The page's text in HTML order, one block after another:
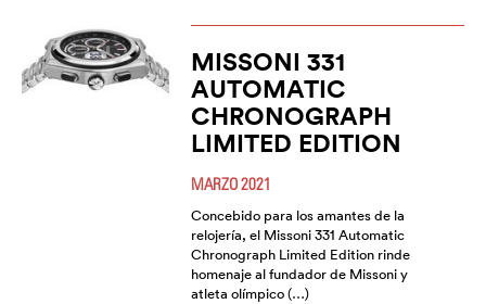
MISSONI 331
AUTOMATIC
CHRONOGRAPH
LIMITED EDITION
MARZO 2021
Concebido para los amantes de la
relojería, el Missoni 331 Automatic
Chronograph Limited Edition rinde
homenaje al fundador de Missoni y
atleta olímpico (…)